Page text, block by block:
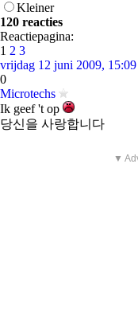
Kleiner
120 reacties
Reactiepagina:
1 2 3
vrijdag 12 juni 2009,
0
Microtechs
Ik geef 't op
당신을 사랑합니다
▼